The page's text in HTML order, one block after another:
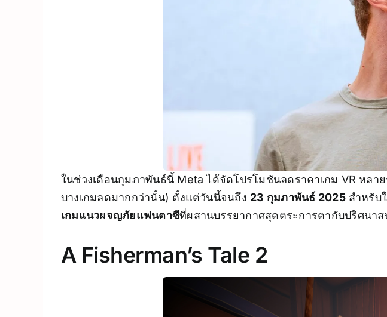
ในช่วงเดือนกุมภาพันธ์นี้ Meta ได้จัดโปรโมชันลดราคาเกม VR หลา
บางเกมลดมากกว่านั้น) ตั้งแต่วันนี้จนถึง 23 กุมภาพันธ์ 2025สำหรับ
เกมแนวผจญภัยแฟนตาซีที่ผสานบรรยากาศสุดตระการตากับปริศนา
A Fisherman’s Tale 2